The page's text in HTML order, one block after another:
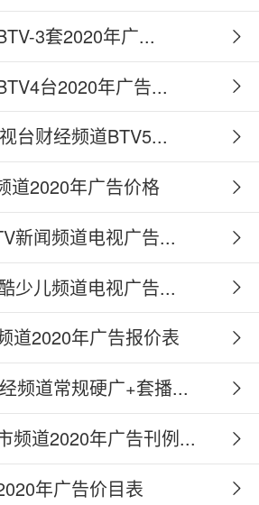
3套2020年广...
台2020年广告...
台财经频道BTV5...
道2020年广告价格
新闻频道电视广告...
少儿频道电视广告...
道2020年广告报价表
频道常规硬广+套播...
频道2020年广告刊例...
年广告价目表